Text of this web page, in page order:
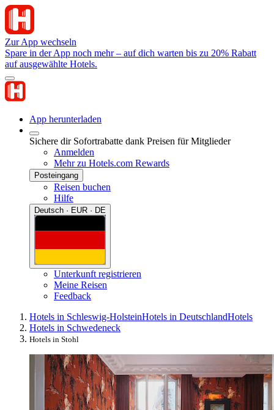
Zur App wechseln
Spare in der App noch mehr – auf dich warten bis zu 20% Rabatt
auf ausgewählte Hotels.
App herunterladen
Sichere dir Sofortrabatte dank Preisen für Mitglieder
Anmelden
Mehr zu Hotels.com Rewards
Posteingang
Reisen buchen
Hilfe
Deutsch · EUR · DE
Unterkunft registrieren
Meine Reisen
Feedback
Hotels in Schleswig-HolsteinHotels in DeutschlandHotels
Hotels in Schwedeneck
Hotels in Stohl